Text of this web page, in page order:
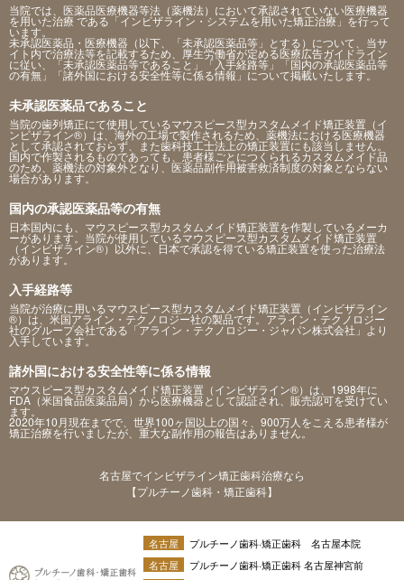
当院では、医薬品医療機器等法（薬機法）において承認されていない医療機器
を用いた治療 である「インビザライン・システムを用いた矯正治療」を行って
います。
未承認医薬品・医療機器（以下、「未承認医薬品等」とする）について、当サ
イト内で治療法等を記載するため、厚生労働省が定める医療広告ガイドライン
に従い、「未承認医薬品等であること」「入手経路等」「国内の承認医薬品等
の有無」「諸外国における安全性等に係る情報」について掲載いたします。
未承認医薬品であること
当院の歯列矯正にて使用しているマウスピース型カスタムメイド矯正装置（イ
ンビザライン®）は、海外の工場で製作されるため、薬機法における医療機器
として承認されておらず、また歯科技工士法上の矯正装置にも該当しません。
国内で作製されるものであっても、患者様ごとにつくられるカスタムメイド品
のため、薬機法の対象外となり、医薬品副作用被害救済制度の対象とならない
場合があります。
国内の承認医薬品等の有無
日本国内にも、マウスピース型カスタムメイド矯正装置を作製しているメーカ
ーがあります。当院が使用しているマウスピース型カスタムメイド矯正装置
（インビザライン®）以外に、日本で承認を得ている矯正装置を使った治療法
があります。
入手経路等
当院が治療に用いるマウスピース型カスタムメイド矯正装置（インビザライン
®）は、米国アライン・テクノロジー社の製品です。アライン・テクノロジー
社のグループ会社である「アライン・テクノロジー・ジャパン株式会社」より
入手しています。
諸外国における安全性等に係る情報
マウスピース型カスタムメイド矯正装置（インビザライン®）は、1998年に
FDA（米国食品医薬品局）から医療機器として認証され、販売認可を受けてい
ます。
2020年10月現在までで、世界100ヶ国以上の国々、900万人をこえる患者様が
矯正治療を行いましたが、重大な副作用の報告はありません。
名古屋でインビザライン矯正歯科治療なら
【プルチーノ歯科・矯正歯科】
名古屋
プルチーノ歯科·矯正歯科 名古屋本院
名古屋
プルチーノ歯科·矯正歯科 名古屋神宮前